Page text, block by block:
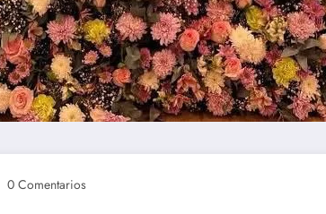
0 Comentarios